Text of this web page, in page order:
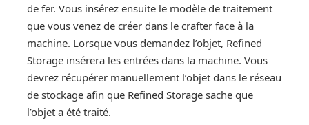
de fer. Vous insérez ensuite le modèle de traitement
que vous venez de créer dans le crafter face à la
machine. Lorsque vous demandez l’objet, Refined
Storage insérera les entrées dans la machine. Vous
devrez récupérer manuellement l’objet dans le réseau
de stockage afin que Refined Storage sache que
l’objet a été traité.